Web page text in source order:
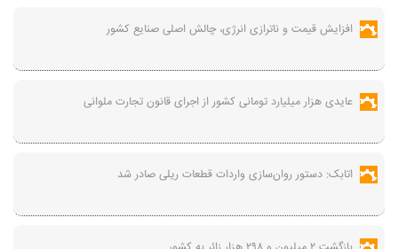
افزایش قیمت و ناترازی انرژی، چالش اصلی صنایع کشور
عایدی هزار میلیارد تومانی کشور از اجرای قانون تجارت ملوانی
اتابک: دستور روان‌سازی واردات قطعات ریلی صادر شد